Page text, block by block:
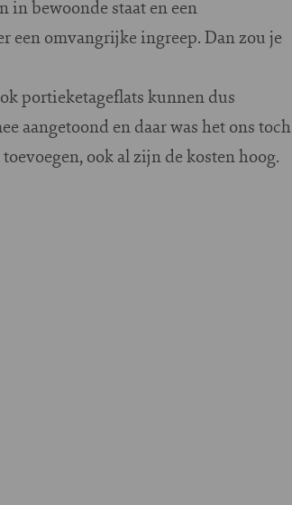
in bewoonde staat en een
een omvangrijke ingreep. Dan zou je
portieketageflats kunnen dus
aangetoond en daar was het ons toch
ook al zijn de kosten hoog.